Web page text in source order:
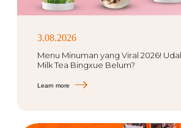
3.08.2026
Menu Minuman yang Viral 2026!
Milk Tea Bingxue Belum?
Learn more